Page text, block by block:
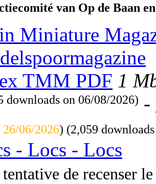
van Op de Baan
Miniature
TMM PDF 1
downloads on 06/08/2026) -
26/06/2026) (2,059
- Locs - Locs
de recenser